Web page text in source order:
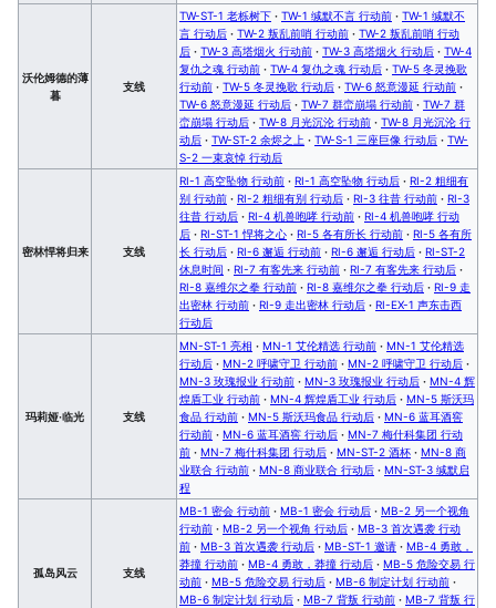
沃伦姆德的薄
暮
支线
TW-ST-1 老栎树下 · TW-1 缄默不言 行动前 · TW-1 缄默不
言 行动后 · TW-2 叛乱前哨 行动前 · TW-2 叛乱前哨 行动
后 · TW-3 高塔烟火 行动前 · TW-3 高塔烟火 行动后 · TW-4
复仇之魂 行动前 · TW-4 复仇之魂 行动后 · TW-5 冬灵挽歌
行动前 · TW-5 冬灵挽歌 行动后 · TW-6 怒意漫延 行动前 ·
TW-6 怒意漫延 行动后 · TW-7 群峦崩塌 行动前 · TW-7 群
峦崩塌 行动后 · TW-8 月光沉沦 行动前 · TW-8 月光沉沦 行
动后 · TW-ST-2 余烬之上 · TW-S-1 三座巨像 行动后 · TW-
S-2 一束哀悼 行动后
密林悍将归来 支线
RI-1 高空坠物 行动前 · RI-1 高空坠物 行动后 · RI-2 粗细有
别 行动前 · RI-2 粗细有别 行动后 · RI-3 往昔 行动前 · RI-3
往昔 行动后 · RI-4 机兽咆哮 行动前 · RI-4 机兽咆哮 行动
后 · RI-ST-1 悍将之心 · RI-5 各有所长 行动前 · RI-5 各有所
长 行动后 · RI-6 邂逅 行动前 · RI-6 邂逅 行动后 · RI-ST-2
休息时间 · RI-7 有客先来 行动前 · RI-7 有客先来 行动后 ·
RI-8 嘉维尔之拳 行动前 · RI-8 嘉维尔之拳 行动后 · RI-9 走
出密林 行动前 · RI-9 走出密林 行动后 · RI-EX-1 声东击西
行动后
玛莉娅·临光 支线
MN-ST-1 亮相 · MN-1 艾伦精选 行动前 · MN-1 艾伦精选
行动后 · MN-2 呼啸守卫 行动前 · MN-2 呼啸守卫 行动后 ·
MN-3 玫瑰报业 行动前 · MN-3 玫瑰报业 行动后 · MN-4 辉
煌盾工业 行动前 · MN-4 辉煌盾工业 行动后 · MN-5 斯沃玛
食品 行动前 · MN-5 斯沃玛食品 行动后 · MN-6 蓝耳酒窖
行动前 · MN-6 蓝耳酒窖 行动后 · MN-7 梅什科集团 行动
前 · MN-7 梅什科集团 行动后 · MN-ST-2 酒杯 · MN-8 商
业联合 行动前 · MN-8 商业联合 行动后 · MN-ST-3 缄默启
程
孤岛风云 支线
MB-1 密会 行动前 · MB-1 密会 行动后 · MB-2 另一个视角
行动前 · MB-2 另一个视角 行动后 · MB-3 首次遇袭 行动
前 · MB-3 首次遇袭 行动后 · MB-ST-1 邀请 · MB-4 勇敢，
莽撞 行动前 · MB-4 勇敢，莽撞 行动后 · MB-5 危险交易 行
动前 · MB-5 危险交易 行动后 · MB-6 制定计划 行动前 ·
MB-6 制定计划 行动后 · MB-7 背叛 行动前 · MB-7 背叛 行